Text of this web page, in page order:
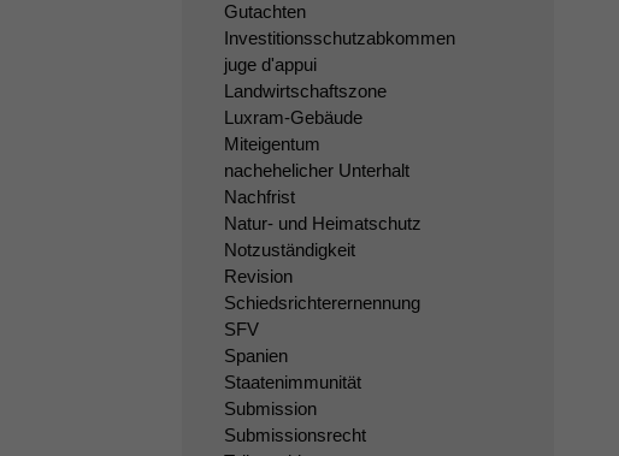
Gutachten
Investitionsschutzabkommen
juge d'appui
Landwirtschaftszone
Luxram-Gebäude
Miteigentum
nachehelicher Unterhalt
Nachfrist
Natur- und Heimatschutz
Notzuständigkeit
Revision
Schiedsrichterernennung
SFV
Spanien
Staatenimmunität
Submission
Submissionsrecht